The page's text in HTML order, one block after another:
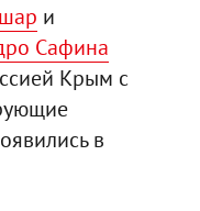
и
Сафина
Крым с
в